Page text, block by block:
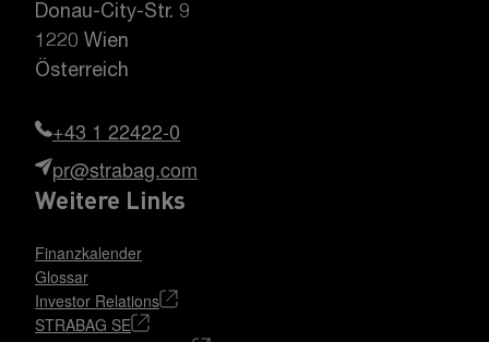
Donau-City-Str. 9
1220 Wien
Österreich
+43 1 22422-0
pr@strabag.com
Weitere Links
Finanzkalender
Glossar
Investor Relations
STRABAG SE